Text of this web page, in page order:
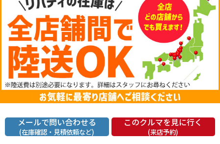
メールで問い合わせる
(在庫確認・見積依頼など)
このクルマを見に行く
(来店予約)